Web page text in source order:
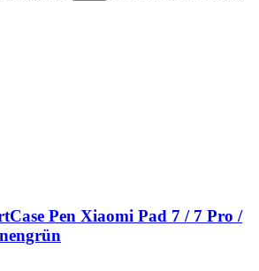
Pen Xiaomi Pad 7 / 7 Pro /